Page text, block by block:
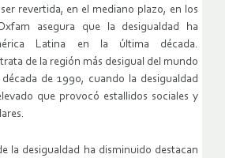
revertida, en el mediano plazo, en los
asegura que la desigualdad ha
Latina en la última década.
de la región más desigual del mundo
de 1990, cuando la desigualdad
que provocó estallidos sociales y
la desigualdad ha disminuido destacan